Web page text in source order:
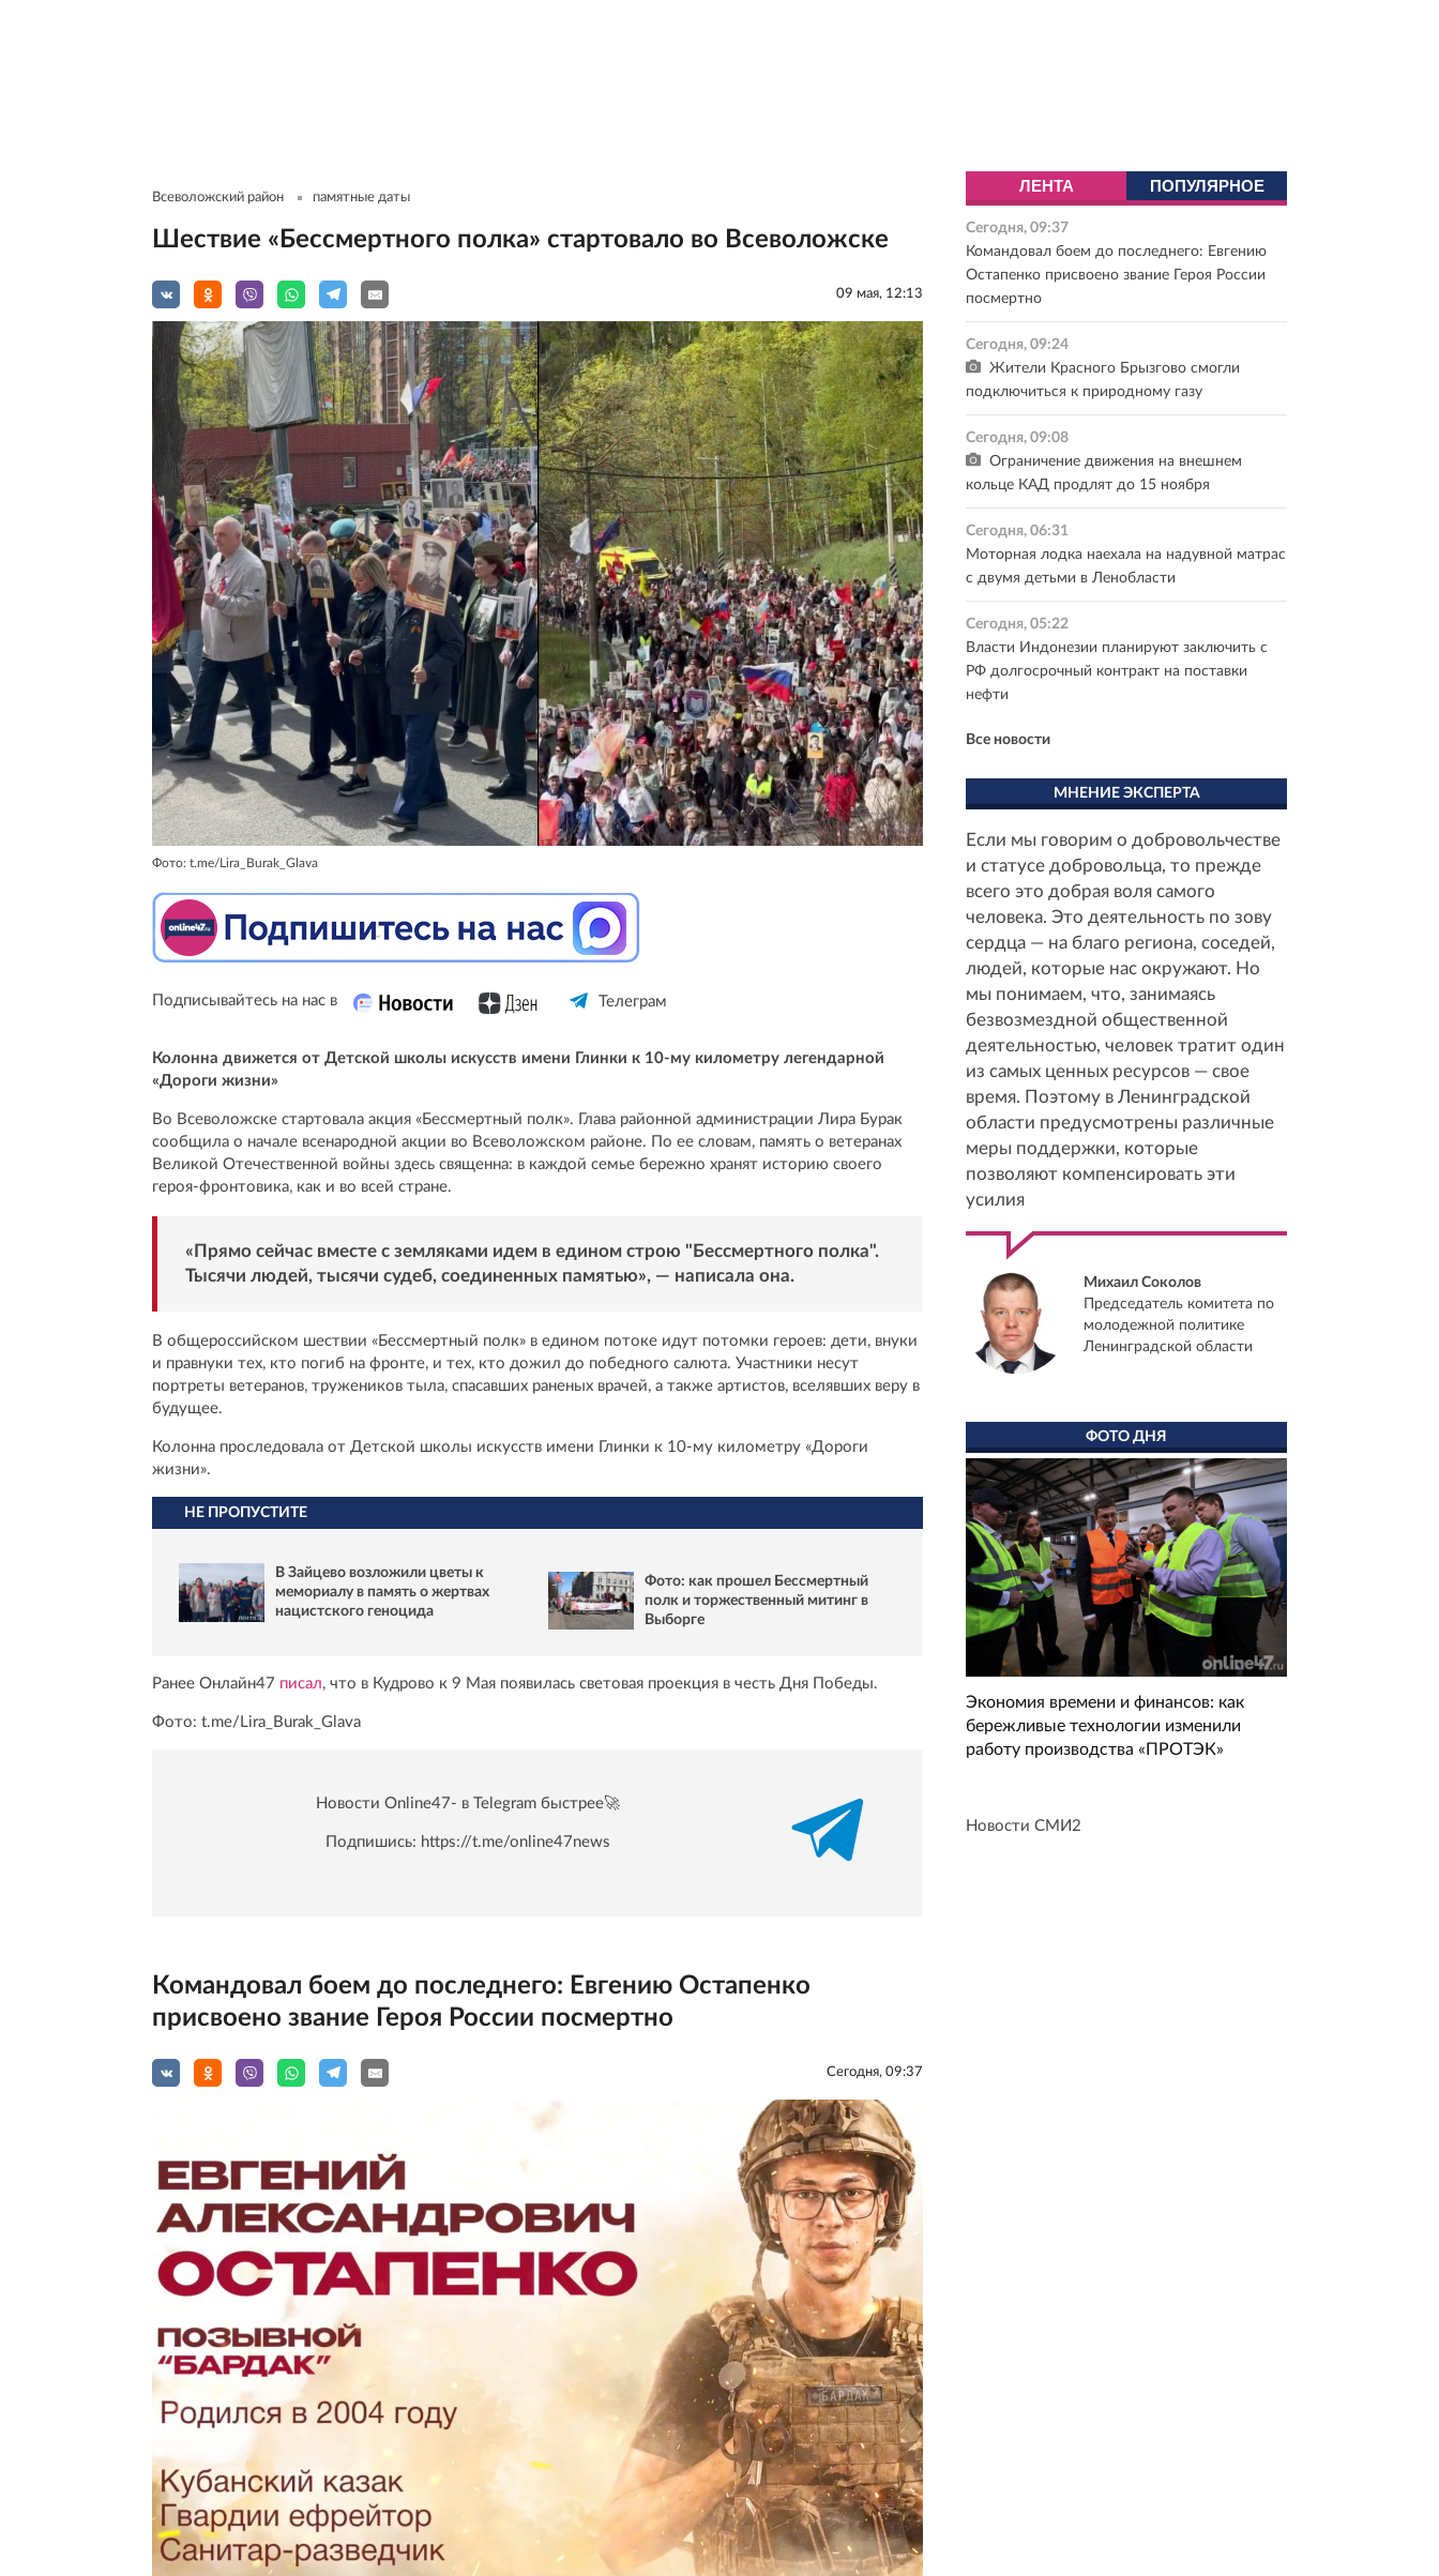
Всеволожский район памятные даты
Шествие «Бессмертного полка» стартовало во Всеволожске
09 мая, 12:13
Фото: t.me/Lira_Burak_Glava
Подписывайтесь на нас в Телеграм
Колонна движется от Детской школы искусств имени Глинки к 10-му километру легендарной
«Дороги жизни»
Во Всеволожске стартовала акция «Бессмертный полк». Глава районной администрации Лира Бурак
сообщила о начале всенародной акции во Всеволожском районе. По ее словам, память о ветеранах
Великой Отечественной войны здесь священна: в каждой семье бережно хранят историю своего
героя-фронтовика, как и во всей стране.
«Прямо сейчас вместе с земляками идем в едином строю "Бессмертного полка".
Тысячи людей, тысячи судеб, соединенных памятью», — написала она.
В общероссийском шествии «Бессмертный полк» в едином потоке идут потомки героев: дети, внуки
и правнуки тех, кто погиб на фронте, и тех, кто дожил до победного салюта. Участники несут
портреты ветеранов, тружеников тыла, спасавших раненых врачей, а также артистов, вселявших веру в
будущее.
Колонна проследовала от Детской школы искусств имени Глинки к 10-му километру «Дороги
жизни».
НЕ ПРОПУСТИТЕ
В Зайцево возложили цветы к
мемориалу в память о жертвах
нацистского геноцида
Фото: как прошел Бессмертный
полк и торжественный митинг в
Выборге
Ранее Онлайн47 писал, что в Кудрово к 9 Мая появилась световая проекция в честь Дня Победы.
Фото: t.me/Lira_Burak_Glava
Новости Online47- в Telegram быстрее🚀
Подпишись: https://t.me/online47news
Командовал боем до последнего: Евгению Остапенко
присвоено звание Героя России посмертно
Сегодня, 09:37
ЛЕНТА ПОПУЛЯРНОЕ
Сегодня, 09:37
Командовал боем до последнего: Евгению
Остапенко присвоено звание Героя России
посмертно
Сегодня, 09:24
Жители Красного Брызгово смогли
подключиться к природному газу
Сегодня, 09:08
Ограничение движения на внешнем
кольце КАД продлят до 15 ноября
Сегодня, 06:31
Моторная лодка наехала на надувной матрас
с двумя детьми в Ленобласти
Сегодня, 05:22
Власти Индонезии планируют заключить с
РФ долгосрочный контракт на поставки
нефти
Все новости
МНЕНИЕ ЭКСПЕРТА
Если мы говорим о добровольчестве
и статусе добровольца, то прежде
всего это добрая воля самого
человека. Это деятельность по зову
сердца — на благо региона, соседей,
людей, которые нас окружают. Но
мы понимаем, что, занимаясь
безвозмездной общественной
деятельностью, человек тратит один
из самых ценных ресурсов — свое
время. Поэтому в Ленинградской
области предусмотрены различные
меры поддержки, которые
позволяют компенсировать эти
усилия
Михаил Соколов
Председатель комитета по
молодежной политике
Ленинградской области
ФОТО ДНЯ
Экономия времени и финансов: как
бережливые технологии изменили
работу производства «ПРОТЭК»
Новости СМИ2